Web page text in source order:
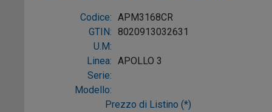
DOCCIA ESTERNO SENZA DOCCETTA
Codice: APM3168CR
GTIN: 8020913032631
U.M:
Linea: APOLLO 3
Serie:
Modello:
Prezzo di Listino (*)